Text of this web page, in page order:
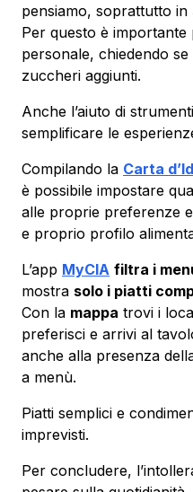
pensiamo, soprattutto in
Per questo è
personale, chiedendo
zuccheri aggiunti.
Anche l’aiuto di
semplificare le
Compilando la Carta
è possibile impostare
alle proprie preferenze
e proprio profilo
L’app MyCIA filtra i
mostra solo i piatti
Con la mappa trovi i
preferisci e arrivi al
anche alla presenza
a menù.
Piatti semplici e
imprevisti.
Per concludere,